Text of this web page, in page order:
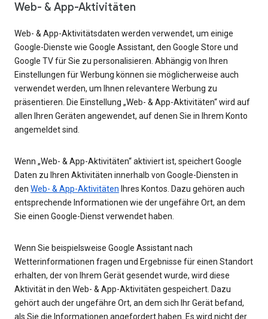
Web- & App-Aktivitäten
Web- & App-Aktivitätsdaten werden verwendet, um einige
Google-Dienste wie Google Assistant, den Google Store und
Google TV für Sie zu personalisieren. Abhängig von Ihren
Einstellungen für Werbung können sie möglicherweise auch
verwendet werden, um Ihnen relevantere Werbung zu
präsentieren. Die Einstellung „Web- & App-Aktivitäten“ wird auf
allen Ihren Geräten angewendet, auf denen Sie in Ihrem Konto
angemeldet sind.
Wenn „Web- & App-Aktivitäten“ aktiviert ist, speichert Google
Daten zu Ihren Aktivitäten innerhalb von Google-Diensten in
den Web- & App-Aktivitäten Ihres Kontos. Dazu gehören auch
entsprechende Informationen wie der ungefähre Ort, an dem
Sie einen Google-Dienst verwendet haben.
Wenn Sie beispielsweise Google Assistant nach
Wetterinformationen fragen und Ergebnisse für einen Standort
erhalten, der von Ihrem Gerät gesendet wurde, wird diese
Aktivität in den Web- & App-Aktivitäten gespeichert. Dazu
gehört auch der ungefähre Ort, an dem sich Ihr Gerät befand,
als Sie die Informationen angefordert haben. Es wird nicht der